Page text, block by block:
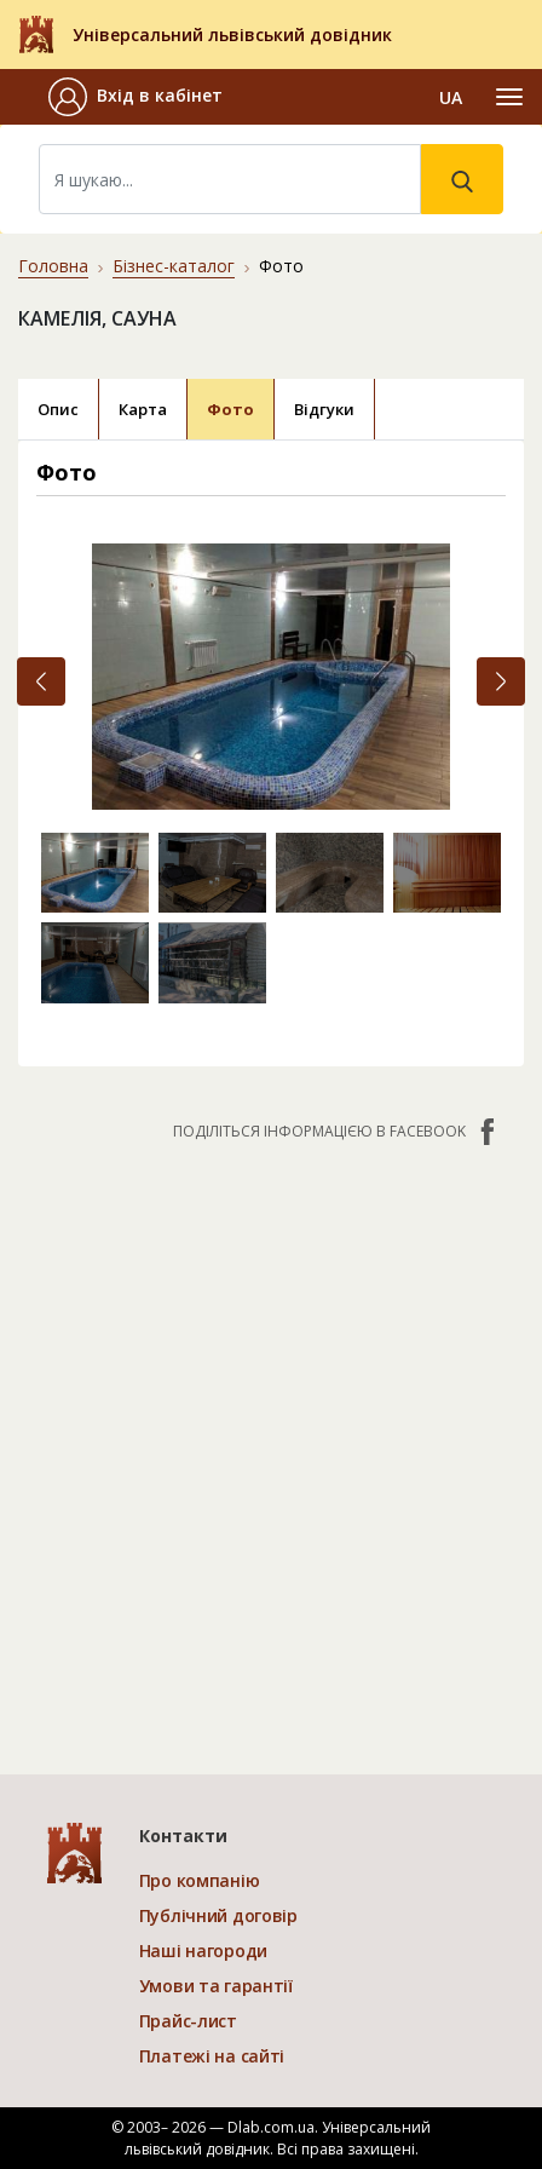
Універсальний львівський довідник
Вхід в кабінет UA
Головна Бізнес-каталог Фото
КАМЕЛІЯ, САУНА
Опис Карта Фото Відгуки
Фото
ПОДІЛІТЬСЯ ІНФОРМАЦІЄЮ В FACEBOOK
Контакти
Про компанію
Публічний договір
Наші нагороди
Умови та гарантії
Прайс-лист
Платежі на сайті
© 2003– 2026 — Dlab.com.ua. Універсальний
львівський довідник. Всі права захищені.